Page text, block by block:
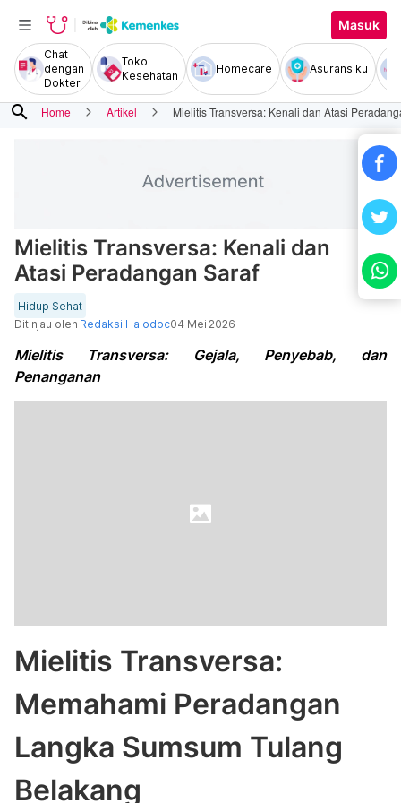
Masuk
Chat
dengan
Dokter
Toko
Kesehatan
Homecare Asuransiku
search Home Artikel Mielitis Transversa: Kenali dan Atasi
Mielitis Transversa: Kenali dan
Atasi Peradangan Saraf
Hidup Sehat
Ditinjau oleh Redaksi Halodoc04 Mei 2026
Mielitis Transversa: Gejala, Penyebab, dan
Penanganan
Mielitis Transversa:
Memahami Peradangan
Langka Sumsum Tulang
Belakang